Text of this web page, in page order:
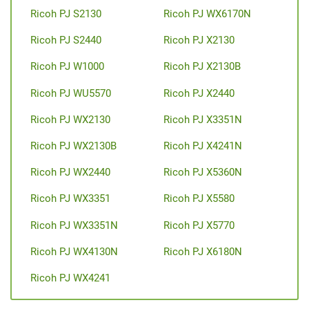
Ricoh PJ S2130
Ricoh PJ S2440
Ricoh PJ W1000
Ricoh PJ WU5570
Ricoh PJ WX2130
Ricoh PJ WX2130B
Ricoh PJ WX2440
Ricoh PJ WX3351
Ricoh PJ WX3351N
Ricoh PJ WX4130N
Ricoh PJ WX4241
Ricoh PJ WX6170N
Ricoh PJ X2130
Ricoh PJ X2130B
Ricoh PJ X2440
Ricoh PJ X3351N
Ricoh PJ X4241N
Ricoh PJ X5360N
Ricoh PJ X5580
Ricoh PJ X5770
Ricoh PJ X6180N